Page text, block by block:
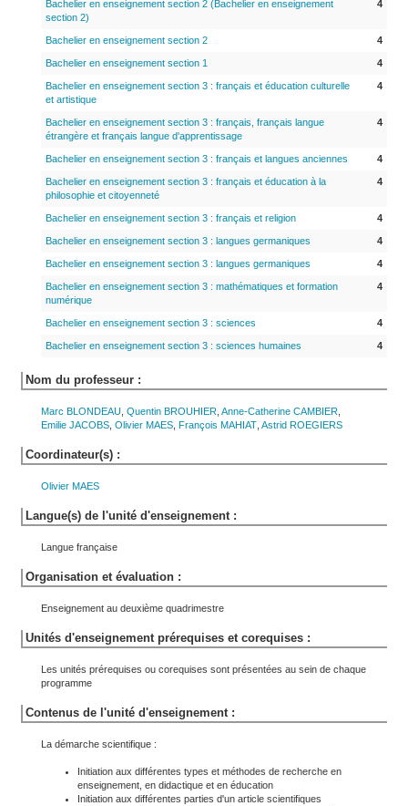
Bachelier en enseignement section 2 (Bachelier en enseignement
section 2)
4
Bachelier en enseignement section 2 4
Bachelier en enseignement section 1 4
Bachelier en enseignement section 3 : français et éducation culturelle
et artistique
4
Bachelier en enseignement section 3 : français, français langue
étrangère et français langue d'apprentissage
4
Bachelier en enseignement section 3 : français et langues anciennes 4
Bachelier en enseignement section 3 : français et éducation à la
philosophie et citoyenneté
4
Bachelier en enseignement section 3 : français et religion 4
Bachelier en enseignement section 3 : langues germaniques 4
Bachelier en enseignement section 3 : langues germaniques 4
Bachelier en enseignement section 3 : mathématiques et formation
numérique
4
Bachelier en enseignement section 3 : sciences 4
Bachelier en enseignement section 3 : sciences humaines 4
Nom du professeur :
Marc BLONDEAU Quentin BROUHIER Anne-Catherine CAMBIER
Emilie JACOBS Olivier MAES François MAHIAT Astrid ROEGIERS
Coordinateur(s) :
Olivier MAES
Langue(s) de l'unité d'enseignement :
Langue française
Organisation et évaluation :
Enseignement au deuxième quadrimestre
Unités d'enseignement prérequises et corequises :
Les unités prérequises ou corequises sont présentées au sein de chaque
programme
Contenus de l'unité d'enseignement :
La démarche scientifique :
Initiation aux différentes types et méthodes de recherche en
enseignement, en didactique et en éducation
Initiation aux différentes parties d'un article scientifiques